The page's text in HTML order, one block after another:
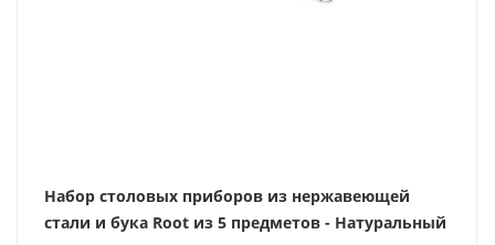
Набор столовых приборов из нержавеющей
стали и бука Root из 5 предметов - Натуральный